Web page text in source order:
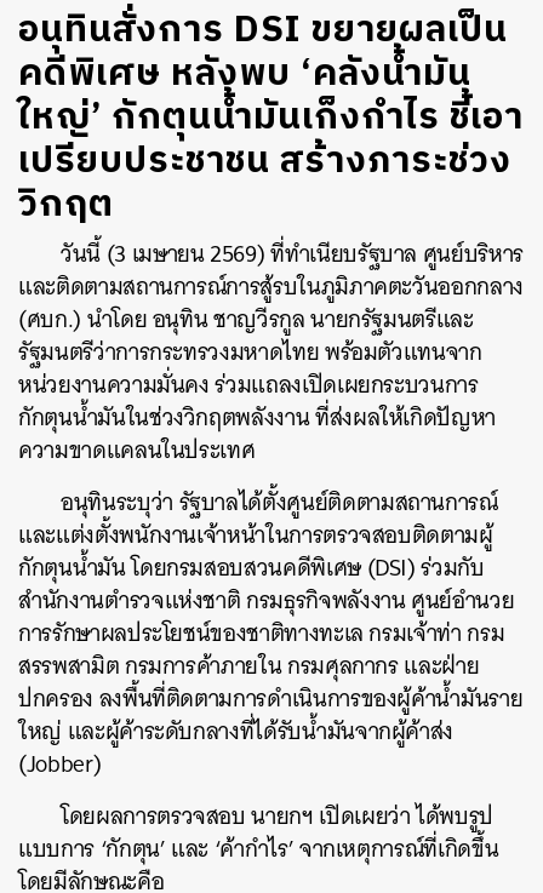
อนุทินสั่งการ DSI ขยายผลเป็น
คดีพิเศษ หลังพบ ‘คลังน้ำมัน
ใหญ่’ กักตุนน้ำมันเก็งกำไร ชี้เอา
เปรียบประชาชน สร้างภาระช่วง
วิกฤต
วันนี้ (3 เมษายน 2569) ที่ทำเนียบรัฐบาล ศูนย์บริหาร
และติดตามสถานการณ์การสู้รบในภูมิภาคตะวันออกกลาง
(ศบก.) นำโดย อนุทิน ชาญวีรกูล นายกรัฐมนตรีและ
รัฐมนตรีว่าการกระทรวงมหาดไทย พร้อมตัวแทนจาก
หน่วยงานความมั่นคง ร่วมแถลงเปิดเผยกระบวนการ
กักตุนน้ำมันในช่วงวิกฤตพลังงาน ที่ส่งผลให้เกิดปัญหา
ความขาดแคลนในประเทศ
อนุทินระบุว่า รัฐบาลได้ตั้งศูนย์ติดตามสถานการณ์
และแต่งตั้งพนักงานเจ้าหน้าในการตรวจสอบติดตามผู้
กักตุนน้ำมัน โดยกรมสอบสวนคดีพิเศษ (DSI) ร่วมกับ
สำนักงานตำรวจแห่งชาติ กรมธุรกิจพลังงาน ศูนย์อํานวย
การรักษาผลประโยชน์ของชาติทางทะเล กรมเจ้าท่า กรม
สรรพสามิต กรมการค้าภายใน กรมศุลกากร และฝ่าย
ปกครอง ลงพื้นที่ติดตามการดำเนินการของผู้ค้าน้ำมันราย
ใหญ่ และผู้ค้าระดับกลางที่ได้รับน้ำมันจากผู้ค้าส่ง
(Jobber)
โดยผลการตรวจสอบ นายกฯ เปิดเผยว่า ได้พบรูป
แบบการ ‘กักตุน’ และ ‘ค้ากำไร’ จากเหตุการณ์ที่เกิดขึ้น
โดยมีลักษณะคือ